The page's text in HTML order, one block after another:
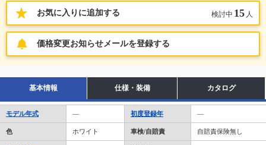
お気に入りに追加する 検討中 15 人
価格変更お知らせメールを登録する
基本情報 仕様・装備 カタログ
モデル年式 ― 初度登録年 ―
色 ホワイト 車検/自賠責 自賠責保険無し